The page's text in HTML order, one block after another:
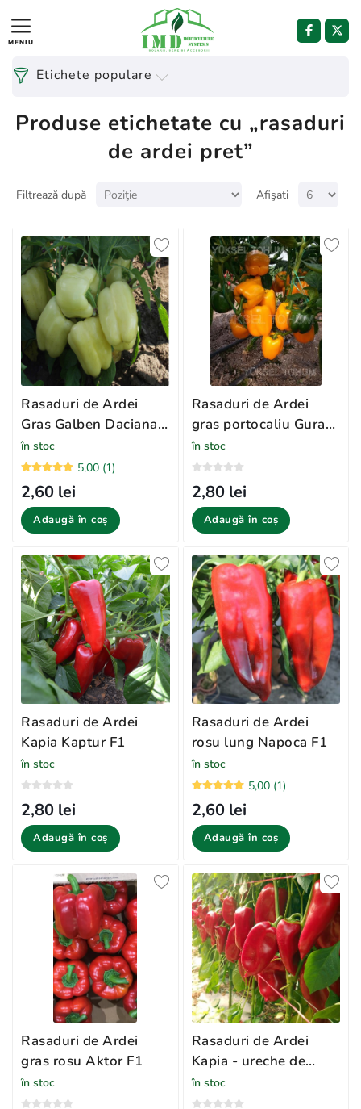
MENIU
Etichete populare
Produse etichetate cu „rasaduri
de ardei pret”
Filtrează după Afişati
Rasaduri de Ardei
Gras Galben Daciana
F1
în stoc
5,00 (1)
2,60 lei
Adaugă în coș
Rasaduri de Ardei
gras portocaliu Guray
F1
în stoc
2,80 lei
Adaugă în coș
Rasaduri de Ardei
Kapia Kaptur F1
în stoc
2,80 lei
Adaugă în coș
Rasaduri de Ardei
rosu lung Napoca F1
în stoc
5,00 (1)
2,60 lei
Adaugă în coș
Rasaduri de Ardei
gras rosu Aktor F1
în stoc
Rasaduri de Ardei
Kapia - ureche de
elefant Slonovo Uvo
în stoc